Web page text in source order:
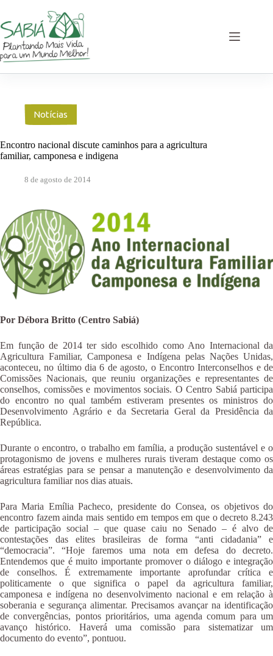
o
conteúdo
Notícias
Encontro nacional discute caminhos para a agricultura
familiar, camponesa e indigena
8 de agosto de 2014
Por Débora Britto (Centro Sabiá)
Em função de 2014 ter sido escolhido como Ano Internacional da
Agricultura Familiar, Camponesa e Indígena pelas Nações Unidas,
aconteceu, no último dia 6 de agosto, o Encontro Interconselhos e de
Comissões Nacionais, que reuniu organizações e representantes de
conselhos, comissões e movimentos sociais. O Centro Sabiá participa
do encontro no qual também estiveram presentes os ministros do
Desenvolvimento Agrário e da Secretaria Geral da Presidência da
República.
Durante o encontro, o trabalho em família, a produção sustentável e o
protagonismo de jovens e mulheres rurais tiveram destaque como os
áreas estratégias para se pensar a manutenção e desenvolvimento da
agricultura familiar nos dias atuais.
Para Maria Emília Pacheco, presidente do Consea, os objetivos do
encontro fazem ainda mais sentido em tempos em que o decreto 8.243
de participação social – que quase caiu no Senado – é alvo de
contestações das elites brasileiras de forma “anti cidadania” e
“democracia”. “Hoje faremos uma nota em defesa do decreto.
Entendemos que é muito importante promover o diálogo e integração
de conselhos. É extremamente importante aprofundar crítica e
politicamente o que significa o papel da agricultura familiar,
camponesa e indígena no desenvolvimento nacional e em relação à
soberania e segurança alimentar. Precisamos avançar na identificação
de convergências, pontos prioritários, uma agenda comum para um
avanço histórico. Haverá uma comissão para sistematizar um
documento do evento”, pontuou.